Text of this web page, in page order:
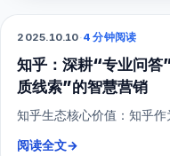
SEO
2025.10.10·4 分钟阅读
知乎：深耕“专业问
质线索”的智慧营销
知乎生态核心价值：知乎
阅读全文→